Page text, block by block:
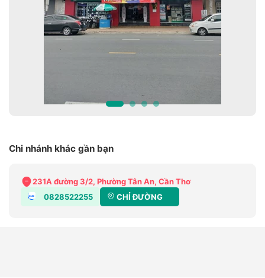
Chi nhánh khác gần bạn
231A đường 3/2, Phường Tân An, Cần Thơ
0828522255
CHỈ ĐƯỜNG